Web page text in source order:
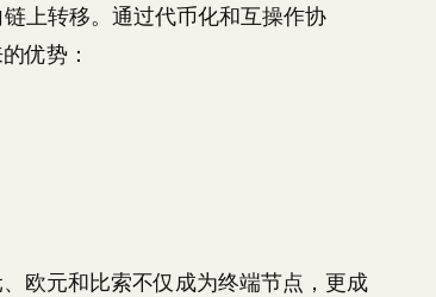
上转移。通过代币化和互操作协
优势：
欧元和比索不仅成为终端节点，更成